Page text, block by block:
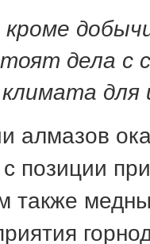
дела с
для
алмазов
позиции
также